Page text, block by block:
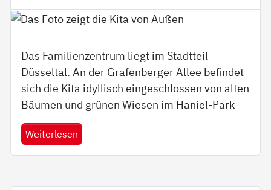
Das Familienzentrum liegt im Stadtteil
Düsseltal. An der Grafenberger Allee befindet
sich die Kita idyllisch eingeschlossen von alten
Bäumen und grünen Wiesen im Haniel-Park
Weiterlesen